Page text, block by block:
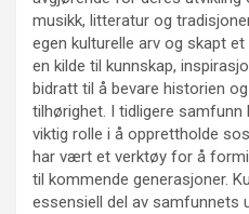
musikk, litteratur og
egen kulturelle arv og skapt
en kilde til kunnskap,
bidratt til å bevare historien
tilhørighet. I tidligere samfunn
viktig rolle i å opprettholde
har vært et verktøy for å
til kommende generasjoner.
essensiell del av samfunnets